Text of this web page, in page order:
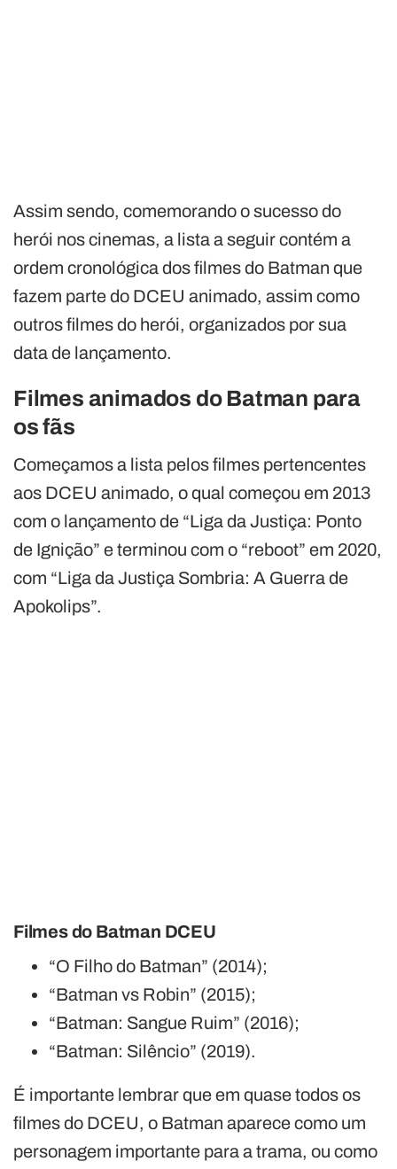
Assim sendo, comemorando o sucesso do
herói nos cinemas, a lista a seguir contém a
ordem cronológica dos filmes do Batman que
fazem parte do DCEU animado, assim como
outros filmes do herói, organizados por sua
data de lançamento.
Filmes animados do Batman para
os fãs
Começamos a lista pelos filmes pertencentes
aos DCEU animado, o qual começou em 2013
com o lançamento de “Liga da Justiça: Ponto
de Ignição” e terminou com o “reboot” em 2020,
com “Liga da Justiça Sombria: A Guerra de
Apokolips”.
Filmes do Batman DCEU
“O Filho do Batman” (2014);
“Batman vs Robin” (2015);
“Batman: Sangue Ruim” (2016);
“Batman: Silêncio” (2019).
É importante lembrar que em quase todos os
filmes do DCEU, o Batman aparece como um
personagem importante para a trama, ou como